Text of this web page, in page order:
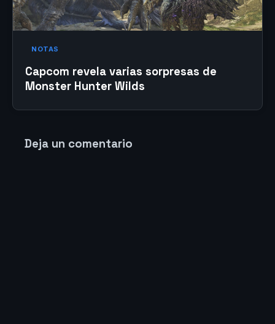
NOTAS
Capcom revela varias sorpresas de
Monster Hunter Wilds
Deja un comentario